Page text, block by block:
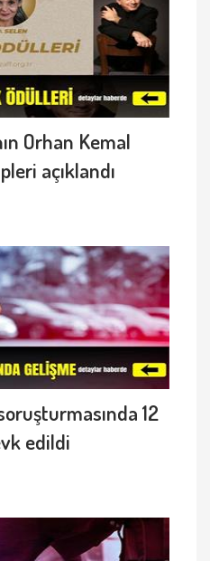
Orhan Kemal
açıklandı
12
edildi